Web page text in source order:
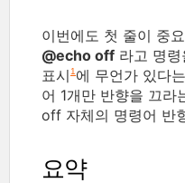
이번에도 첫 줄이 중
@echo off 라고 명
표시1에 무언가 있다
어 1개만 반향을 끄라
off 자체의 명령어 반
요약